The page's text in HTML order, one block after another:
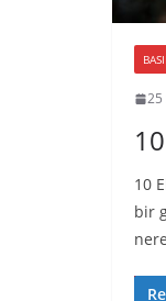
25
10
bir